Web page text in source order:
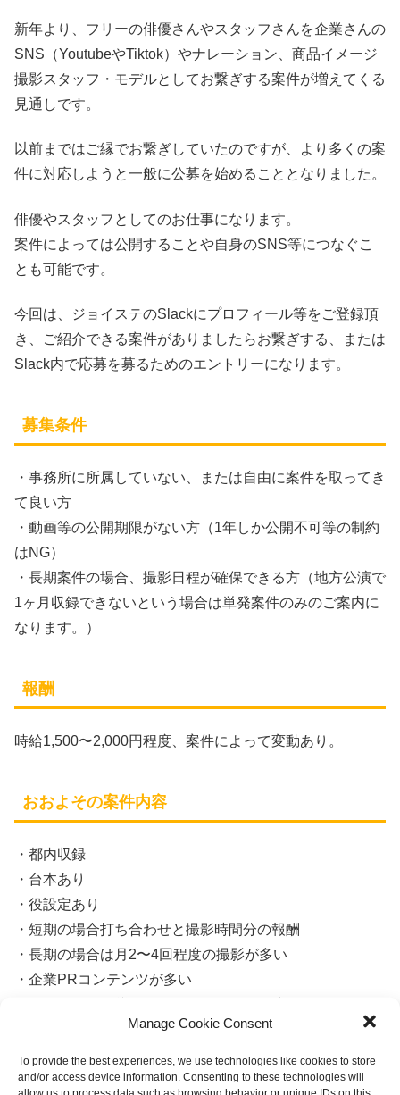
Manage Cookie Consent
To provide the best experiences, we use technologies like cookies to store
and/or access device information. Consenting to these technologies will
新年より、フリーの俳優さんやスタッフさんを企業さんの
SNS（YoutubeやTiktok）やナレーション、商品イメージ
撮影スタッフ・モデルとしてお繋ぎする案件が増えてくる
見通しです。
以前まではご縁でお繋ぎしていたのですが、より多くの案
件に対応しようと一般に公募を始めることとなりました。
俳優やスタッフとしてのお仕事になります。
案件によっては公開することや自身のSNS等につなぐこ
とも可能です。
今回は、ジョイステのSlackにプロフィール等をご登録頂
き、ご紹介できる案件がありましたらお繋ぎする、または
Slack内で応募を募るためのエントリーになります。
募集条件
・事務所に所属していない、または自由に案件を取ってき
て良い方
・動画等の公開期限がない方（1年しか公開不可等の制約
はNG）
・長期案件の場合、撮影日程が確保できる方（地方公演で
1ヶ月収録できないという場合は単発案件のみのご案内に
なります。）
報酬
時給1,500〜2,000円程度、案件によって変動あり。
おおよその案件内容
・都内収録
・台本あり
・役設定あり
・短期の場合打ち合わせと撮影時間分の報酬
・長期の場合は月2〜4回程度の撮影が多い
・企業PRコンテンツが多い
募集役職